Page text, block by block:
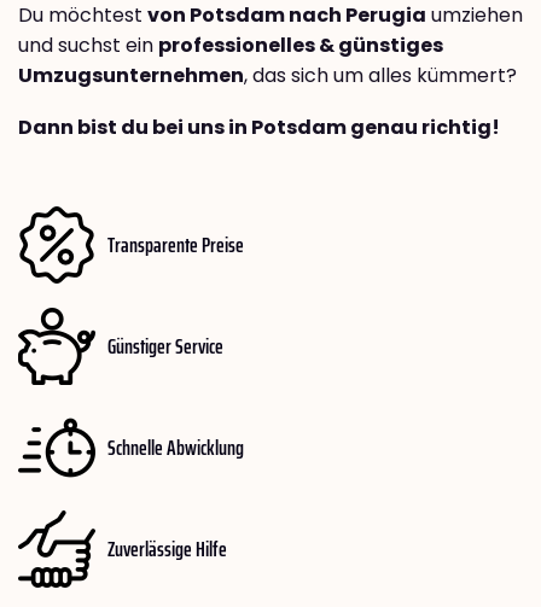
Du möchtest von Potsdam nach Perugia umziehen
und suchst ein professionelles & günstiges
Umzugsunternehmen, das sich um alles kümmert?
Dann bist du bei uns in Potsdam genau richtig!
Transparente Preise
Günstiger Service
Schnelle Abwicklung
Zuverlässige Hilfe